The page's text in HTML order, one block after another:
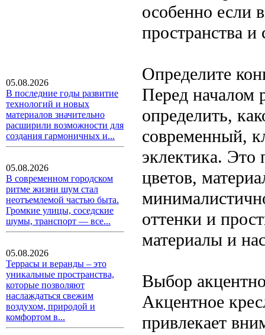
05.08.2026
В последние годы развитие
технологий и новых
материалов значительно
расширили возможности для
создания гармоничных и...
05.08.2026
В современном городском
ритме жизни шум стал
неотъемлемой частью быта.
Громкие улицы, соседские
шумы, транспорт — все...
05.08.2026
Террасы и веранды – это
уникальные пространства,
которые позволяют
наслаждаться свежим
воздухом, природой и
комфортом в...
особенно если
пространства
Определите
Перед началом
определить,
современный,
эклектика.
цветов,
оттенки и
материалы и
Выбор
Акцентное
привлекает